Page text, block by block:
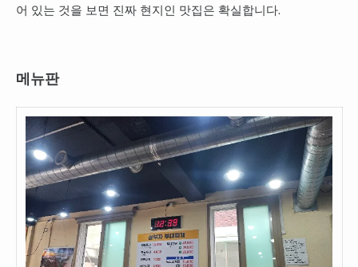
어 있는 것을 보면 진짜 현지인 맛집은 확실합니다.
메뉴판